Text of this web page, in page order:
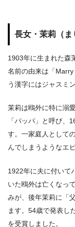
長女・茉莉（ま
1903年に生まれた森
名前の由来は「
う漢字にはジャスミ
茉莉は鴎外に特に溺
「パッパ」と呼び、
す。一家庭人として
んでしまうようなエ
1922年に夫に付いて
いた鴎外は亡くなっ
みが、後年茉莉に「
ます。54歳で発表し
を受賞しました。